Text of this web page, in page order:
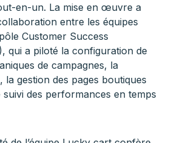
en-un. La mise en œuvre a
entre les équipes
Customer Success
qui a piloté la configuration de
de campagnes, la
la gestion des pages boutiques
suivi des performances en temps